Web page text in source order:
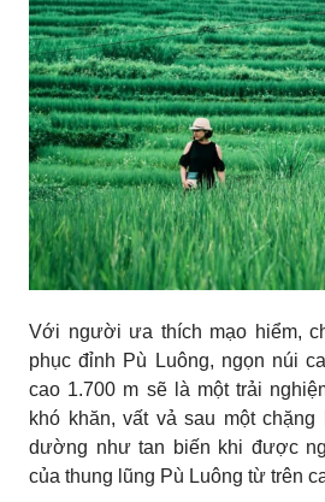
Với người ưa thích mạo hiểm,
phục đỉnh Pù Luông, ngọn núi
cao 1.700 m sẽ là một trải
khó khăn, vất vả sau một
dường như tan biến khi được
của thung lũng Pù Luông từ trên